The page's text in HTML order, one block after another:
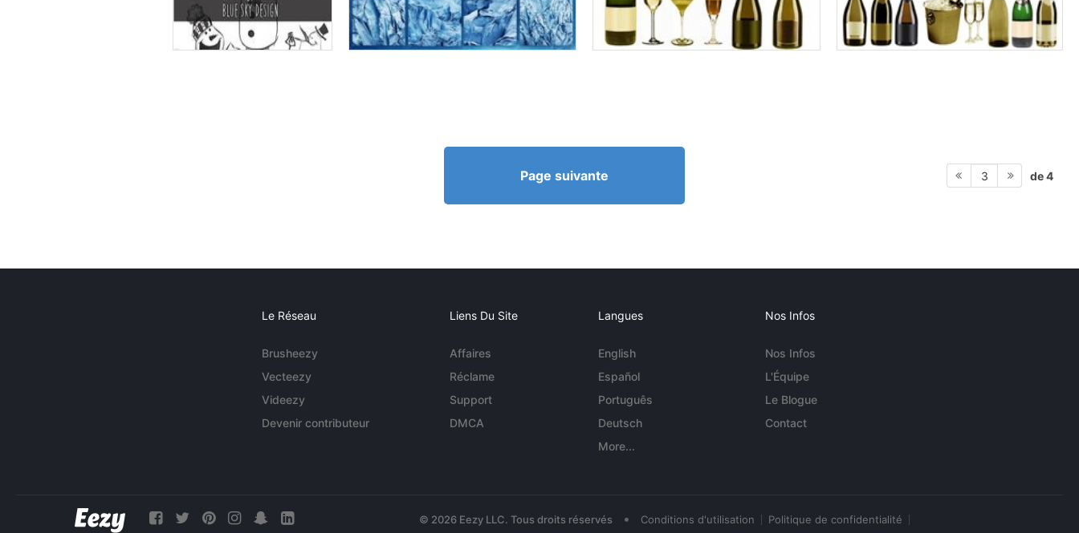
Page suivante 3 de 4
Le Réseau
Brusheezy
Vecteezy
Videezy
Devenir contributeur
Liens Du Site
Affaires
Réclame
Support
DMCA
Langues
English
Español
Português
Deutsch
More...
Nos Infos
Nos Infos
L'Équipe
Le Blogue
Contact
© 2026 Eezy LLC. Tous droits réservés • Conditions d'utilisation Politique de confidentialité